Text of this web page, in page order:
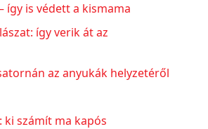
így is védett a kismama
így verik át az
az anyukák helyzetéről
ki számít ma kapós